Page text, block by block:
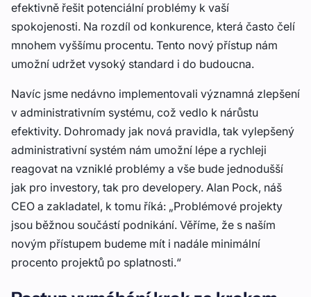
efektivně řešit potenciální problémy k vaší
spokojenosti. Na rozdíl od konkurence, která často čelí
mnohem vyššímu procentu. Tento nový přístup nám
umožní udržet vysoký standard i do budoucna.
Navíc jsme nedávno implementovali významná zlepšení
v administrativním systému, což vedlo k nárůstu
efektivity. Dohromady jak nová pravidla, tak vylepšený
administrativní systém nám umožní lépe a rychleji
reagovat na vzniklé problémy a vše bude jednodušší
jak pro investory, tak pro developery. Alan Pock, náš
CEO a zakladatel, k tomu říká: „Problémové projekty
jsou běžnou součástí podnikání. Věříme, že s naším
novým přístupem budeme mít i nadále minimální
procento projektů po splatnosti.“